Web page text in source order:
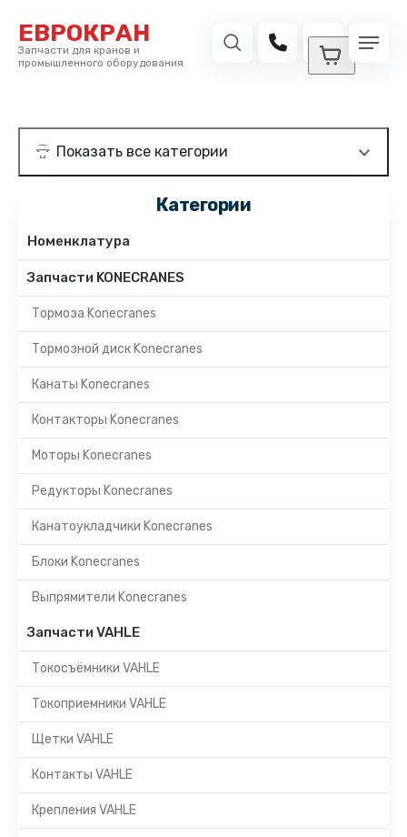
ЕВРОКРАН
Запчасти для кранов и
промышленного оборудования
Категории
Номенклатура
Запчасти KONECRANES
Тормоза Konecranes
Тормозной диск Konecranes
Канаты Konecranes
Контакторы Konecranes
Моторы Konecranes
Редукторы Konecranes
Канатоукладчики Konecranes
Блоки Konecranes
Выпрямители Konecranes
Запчасти VAHLE
Токосъёмники VAHLE
Токоприемники VAHLE
Щетки VAHLE
Контакты VAHLE
Крепления VAHLE